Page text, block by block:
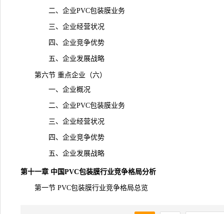
二、企业PVC包装膜业务
三、企业经营状况
四、企业竞争优势
五、企业发展战略
第六节 重点企业（六）
一、企业概况
二、企业PVC包装膜业务
三、企业经营状况
四、企业竞争优势
五、企业发展战略
第十一章 中国PVC包装膜行业竞争格局分析
第一节 PVC包装膜行业竞争格局总览